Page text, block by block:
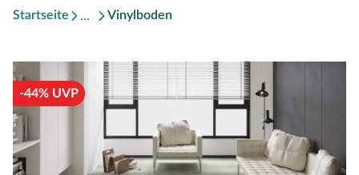
Startseite Vinylboden
-44% UVP